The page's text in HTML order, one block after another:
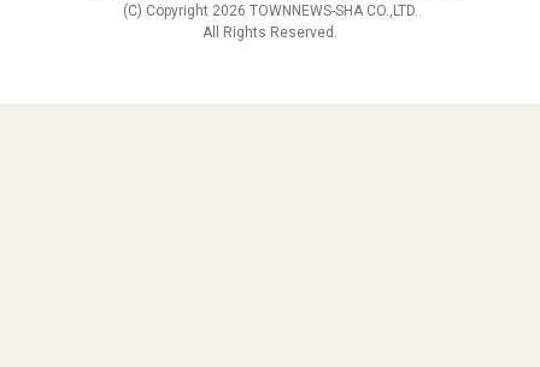
(C) Copyright 2026 TOWNNEWS-SHA CO.,LTD.
All Rights Reserved.